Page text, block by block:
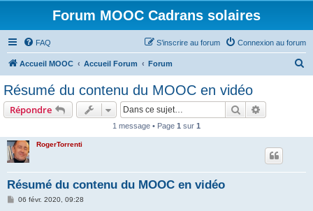
Forum MOOC Cadrans solaires
FAQ Connexion au forum
S’inscrire au forum
Accueil MOOC Accueil Forum Forum
Résumé du contenu du MOOC en vidéo
Répondre Rechercher
1 message • Page 1 sur 1
RogerTorrenti
Résumé du contenu du MOOC en vidéo
M06 févr. 2020, 09:28